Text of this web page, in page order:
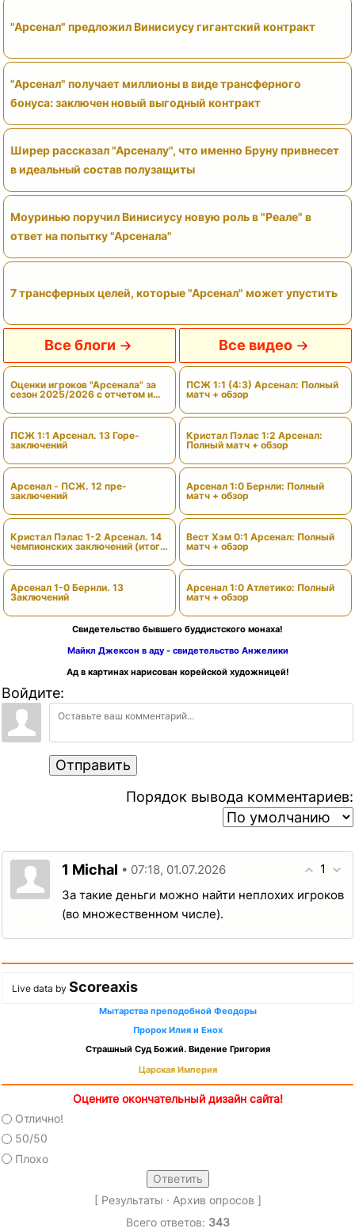
"Арсенал" предложил Винисиусу гигантский контракт
"Арсенал" получает миллионы в виде трансферного
бонуса: заключен новый выгодный контракт
Ширер рассказал "Арсеналу", что именно Бруну привнесет
в идеальный состав полузащиты
Моуринью поручил Винисиусу новую роль в "Реале" в
ответ на попытку "Арсенала"
7 трансферных целей, которые "Арсенал" может упустить
Все блоги
Оценки игроков "Арсенала" за
сезон 2025/2026 с отчетом и
ПСЖ 1:1 Арсенал. 13 Горе-
заключений
Арсенал - ПСЖ. 12 пре-
заключений
Кристал Пэлас 1-2 Арсенал. 14
чемпионских заключений (итоги
Арсенал 1-0 Бернли. 13
Заключений
Все видео
ПСЖ 1:1 (4:3) Арсенал: Полный
матч + обзор
Кристал Пэлас 1:2 Арсенал:
Полный матч + обзор
Арсенал 1:0 Бернли: Полный
матч + обзор
Вест Хэм 0:1 Арсенал: Полный
матч + обзор
Арсенал 1:0 Атлетико: Полный
матч + обзор
Свидетельство бывшего буддистского монаха!
Майкл Джексон в аду - свидетельство Анжелики
Ад в картинах нарисован корейской художницей!
Войдите:
Отправить
Порядок вывода комментариев:
1
1 Michal • 07:18, 01.07.2026
За такие деньги можно найти неплохих игроков
(во множественном числе).
Live data by Scoreaxis
Мытарства преподобной Феодоры
Пророк Илия и Енох
Страшный Суд Божий. Видение Григория
Царская Империя
Оцените окончательный дизайн сайта!
Отлично!
50/50
Плохо
[ Результаты · Архив опросов ]
Всего ответов: 343